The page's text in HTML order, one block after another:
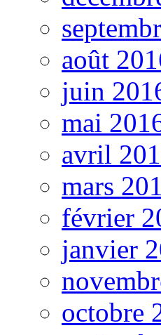
août
juin
mai
avril
mars
février
janvier
octobre